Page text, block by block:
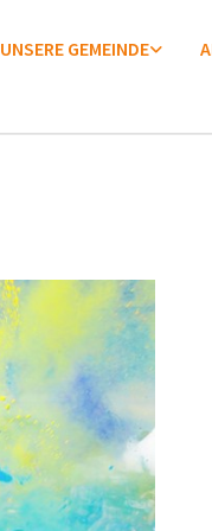
UNSERE GEMEINDE